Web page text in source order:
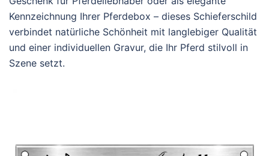
Kennzeichnung Ihrer Pferdebox – dieses Schieferschild
verbindet natürliche Schönheit mit langlebiger Qualität
und einer individuellen Gravur, die Ihr Pferd stilvoll in
Szene setzt.